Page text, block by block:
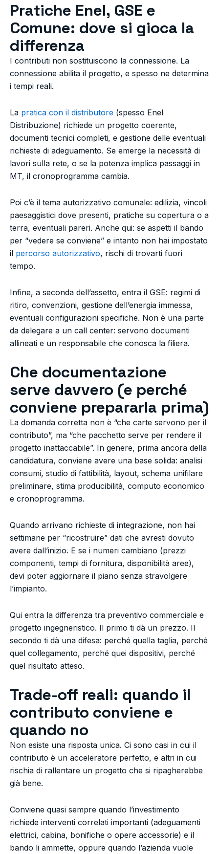
Pratiche Enel, GSE e
Comune: dove si gioca la
differenza
I contributi non sostituiscono la connessione. La
connessione abilita il progetto, e spesso ne determina
i tempi reali.
La pratica con il distributore (spesso Enel
Distribuzione) richiede un progetto coerente,
documenti tecnici completi, e gestione delle eventuali
richieste di adeguamento. Se emerge la necessità di
lavori sulla rete, o se la potenza implica passaggi in
MT, il cronoprogramma cambia.
Poi c’è il tema autorizzativo comunale: edilizia, vincoli
paesaggistici dove presenti, pratiche su copertura o a
terra, eventuali pareri. Anche qui: se aspetti il bando
per “vedere se conviene” e intanto non hai impostato
il percorso autorizzativo, rischi di trovarti fuori
tempo.
Infine, a seconda dell’assetto, entra il GSE: regimi di
ritiro, convenzioni, gestione dell’energia immessa,
eventuali configurazioni specifiche. Non è una parte
da delegare a un call center: servono documenti
allineati e un responsabile che conosca la filiera.
Che documentazione
serve davvero (e perché
conviene prepararla prima)
La domanda corretta non è “che carte servono per il
contributo”, ma “che pacchetto serve per rendere il
progetto inattaccabile”. In genere, prima ancora della
candidatura, conviene avere una base solida: analisi
consumi, studio di fattibilità, layout, schema unifilare
preliminare, stima producibilità, computo economico
e cronoprogramma.
Quando arrivano richieste di integrazione, non hai
settimane per “ricostruire” dati che avresti dovuto
avere dall’inizio. E se i numeri cambiano (prezzi
componenti, tempi di fornitura, disponibilità aree),
devi poter aggiornare il piano senza stravolgere
l’impianto.
Qui entra la differenza tra preventivo commerciale e
progetto ingegneristico. Il primo ti dà un prezzo. Il
secondo ti dà una difesa: perché quella taglia, perché
quel collegamento, perché quei dispositivi, perché
quel risultato atteso.
Trade-off reali: quando il
contributo conviene e
quando no
Non esiste una risposta unica. Ci sono casi in cui il
contributo è un acceleratore perfetto, e altri in cui
rischia di rallentare un progetto che si ripagherebbe
già bene.
Conviene quasi sempre quando l’investimento
richiede interventi correlati importanti (adeguamenti
elettrici, cabina, bonifiche o opere accessorie) e il
bando li ammette, oppure quando l’azienda vuole